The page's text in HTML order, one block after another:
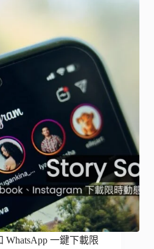
WhatsApp 一鍵下載限